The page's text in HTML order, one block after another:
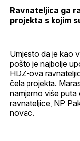
Ravnateljica ga
projekta s kojim
Umjesto da je kao
pošto je najbolje
HDZ-ova
čela projekta.
namjerno više puta
ravnateljice, NP
novac.